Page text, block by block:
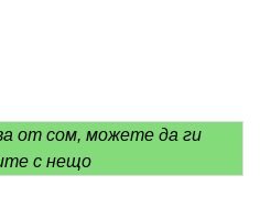
от сом, можете да ги
с нещо